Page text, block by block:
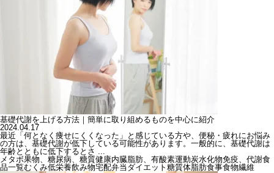
基礎代謝を上げる方法｜簡単に取り組めるものを中心に紹介
2024.04.17
最近「何となく痩せにくくなった」と感じている方や、便秘・疲れにお悩み
の方は、基礎代謝が低下している可能性があります。一般的に、基礎代謝は
年齢とともに低下するとさ ...
メタボ果物、糖尿病、糖質健康内臓脂肪、有酸素運動炭水化物免疫、代謝食
品一覧むくみ低栄養飲み物宅配弁当 ダイエット 糖質体脂肪食事食物繊維